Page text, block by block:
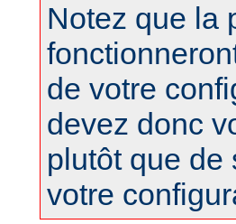
Notez que la
de votre
devez donc
plutôt que de
votre